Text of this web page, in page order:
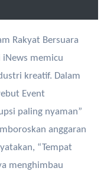
memicu
kreatif. Dalam
Event
paling nyaman”
anggaran
“Tempat
menghimbau